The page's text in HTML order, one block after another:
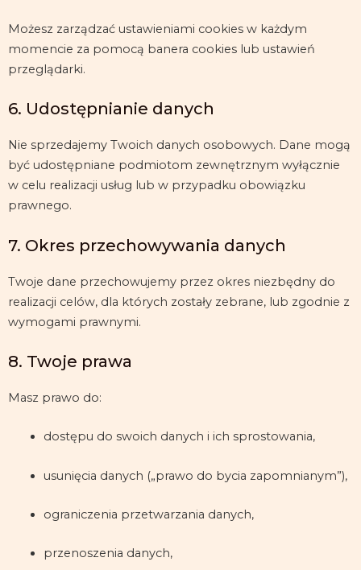
Możesz zarządzać ustawieniami cookies w każdym
momencie za pomocą banera cookies lub ustawień
przeglądarki.
6. Udostępnianie danych
Nie sprzedajemy Twoich danych osobowych. Dane mogą
być udostępniane podmiotom zewnętrznym wyłącznie
w celu realizacji usług lub w przypadku obowiązku
prawnego.
7. Okres przechowywania danych
Twoje dane przechowujemy przez okres niezbędny do
realizacji celów, dla których zostały zebrane, lub zgodnie z
wymogami prawnymi.
8. Twoje prawa
Masz prawo do:
dostępu do swoich danych i ich sprostowania,
usunięcia danych („prawo do bycia zapomnianym”),
ograniczenia przetwarzania danych,
przenoszenia danych,